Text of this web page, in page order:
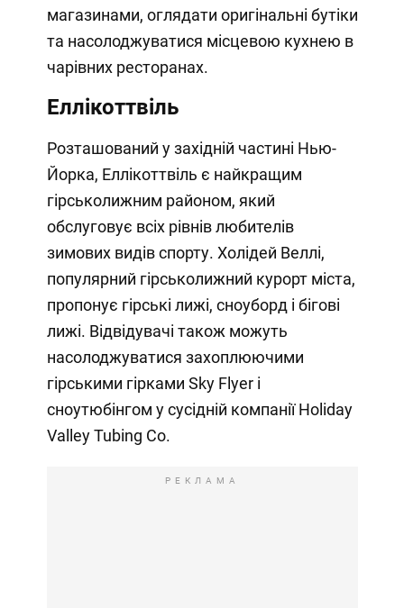
магазинами, оглядати оригінальні бутіки
та насолоджуватися місцевою кухнею в
чарівних ресторанах.
Еллікоттвіль
Розташований у західній частині Нью-
Йорка, Еллікоттвіль є найкращим
гірськолижним районом, який
обслуговує всіх рівнів любителів
зимових видів спорту. Холідей Веллі,
популярний гірськолижний курорт міста,
пропонує гірські лижі, сноуборд і бігові
лижі. Відвідувачі також можуть
насолоджуватися захоплюючими
гірськими гірками Sky Flyer і
сноутюбінгом у сусідній компанії Holiday
Valley Tubing Co.
РЕКЛАМА